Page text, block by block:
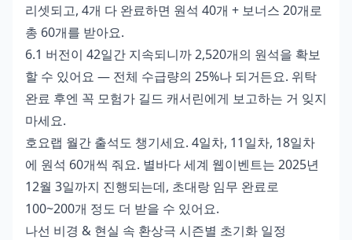
리셋되고, 4개 다 완료하면 원석 40개 + 보너스 20개로
총 60개를 받아요.
6.1 버전이 42일간 지속되니까 2,520개의 원석을 확보
할 수 있어요 — 전체 수급량의 25%나 되거든요. 위탁
완료 후엔 꼭 모험가 길드 캐서린에게 보고하는 거 잊지
마세요.
호요랩 월간 출석도 챙기세요. 4일차, 11일차, 18일차
에 원석 60개씩 줘요. 별바다 세계 웹이벤트는 2025년
12월 3일까지 진행되는데, 초대랑 임무 완료로
100~200개 정도 더 받을 수 있어요.
나선 비경 & 현실 속 환상극 시즌별 초기화 일정